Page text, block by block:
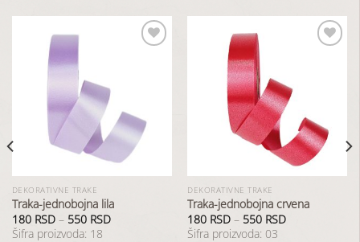
želja
DEKORATIVNE TRAKE
Traka-jednobojna lila
180 RSD– 550 RSD
Šifra proizvoda: 18
DEKORATIVNE TRAKE
Traka-jednobojna crvena
180 RSD – 550 RSD
Šifra proizvoda: 03